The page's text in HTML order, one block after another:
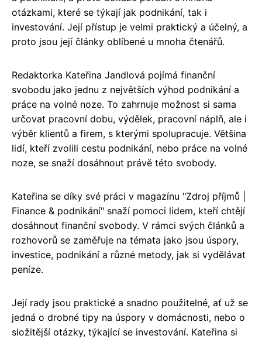
otázkami, které se týkají jak podnikání, tak i
investování. Její přístup je velmi praktický a účelný, a
proto jsou její články oblíbené u mnoha čtenářů.
Redaktorka Kateřina Jandlová pojímá finanční
svobodu jako jednu z největších výhod podnikání a
práce na volné noze. To zahrnuje možnost si sama
určovat pracovní dobu, výdělek, pracovní náplň, ale i
výběr klientů a firem, s kterými spolupracuje. Většina
lidí, kteří zvolili cestu podnikání, nebo práce na volné
noze, se snaží dosáhnout právě této svobody.
Kateřina se díky své práci v magazínu "Zdroj příjmů |
Finance & podnikání" snaží pomoci lidem, kteří chtějí
dosáhnout finanční svobody. V rámci svých článků a
rozhovorů se zaměřuje na témata jako jsou úspory,
investice, podnikání a různé metody, jak si vydělávat
peníze.
Její rady jsou praktické a snadno použitelné, ať už se
jedná o drobné tipy na úspory v domácnosti, nebo o
složitější otázky, týkající se investování. Kateřina si